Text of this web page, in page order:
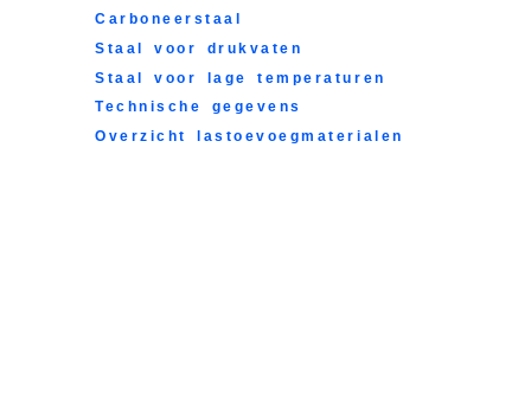
Carboneerstaal
Staal voor drukvaten
Staal voor lage temperaturen
Technische gegevens
Overzicht lastoevoegmaterialen